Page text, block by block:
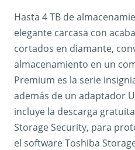
Hasta 4 TB de
elegante carcasa con
cortados en diamante,
almacenamiento en un
Premium es la serie
además de un adaptador
incluye la descarga
Storage Security, para
el software Toshiba